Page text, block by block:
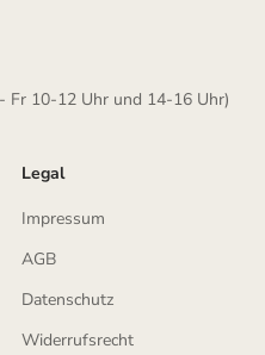
Fr 10-12 Uhr und 14-16 Uhr)
Legal
Impressum
AGB
Datenschutz
Widerrufsrecht